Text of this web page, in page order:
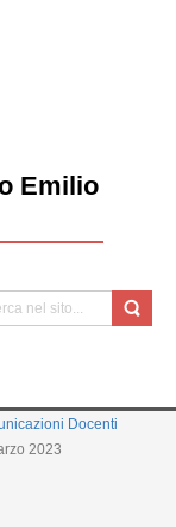
Emilio
Docenti
2023